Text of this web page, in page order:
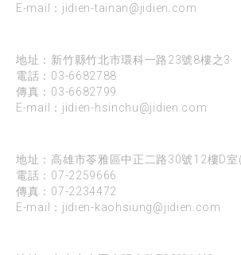
E-mail： jidien-tainan@jidien.com
地址：新竹縣竹北市環科一路23號8樓之3
電話： 03-6682788
傳真：03-6682799
E-mail： jidien-hsinchu@jidien.com
地址：高雄市苓雅區中正二路30號12樓D
電話： 07-2259666
傳真：07-2234472
E-mail： jidien-kaohsiung@jidien.com